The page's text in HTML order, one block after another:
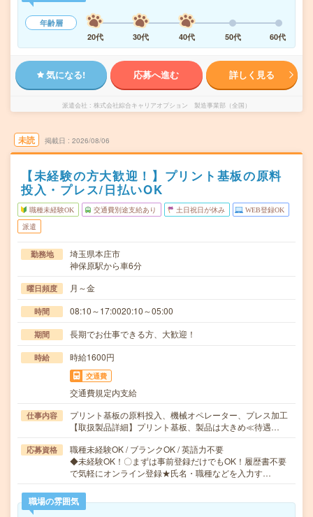
年齢層
20代
30代 40代 50代 60代
気になる! 応募へ進む 詳しく見る
派遣会社 株式会社綜合キャリアオプション 製造事業部（全国）
未読 掲載日 2026/08/06
【未経験の方大歓迎！】プリント基板の原料
投入・プレス/日払いOK
職種未経験OK 交通費別途支給あり 土日祝日が休み WEB登録OK
派遣
勤務地
埼玉県本庄市
神保原駅から車6分
曜日頻度 月～金
時間 08:10～17:0020:10～05:00
期間 長期でお仕事できる方、大歓迎！
時給 時給1600円
交通費
交通費規定内支給
仕事内容
プリント基板の原料投入、機械オペレーター、プレス加工
【取扱製品詳細】プリント基板、製品は大きめ≪待遇…
応募資格
職種未経験OK / ブランクOK / 英語力不要
◆未経験OK！〇まずは事前登録だけでもOK！履歴書不要
で気軽にオンライン登録★氏名・職種などを入力す…
職場の雰囲気